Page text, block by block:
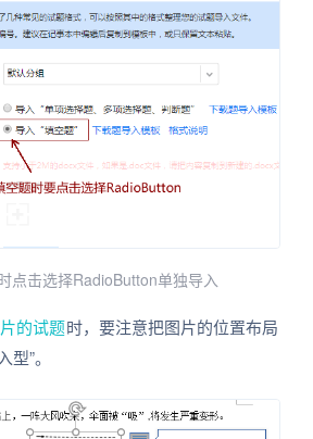
点击选择RadioButton单独导入
的试题时，要注意把图片的位置布局
”。